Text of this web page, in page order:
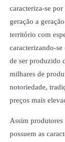
caracteriza-se
geração a
território com
caracterizando-
de ser produzido
milhares de
notoriedade,
preços mais
Assim
possuem as